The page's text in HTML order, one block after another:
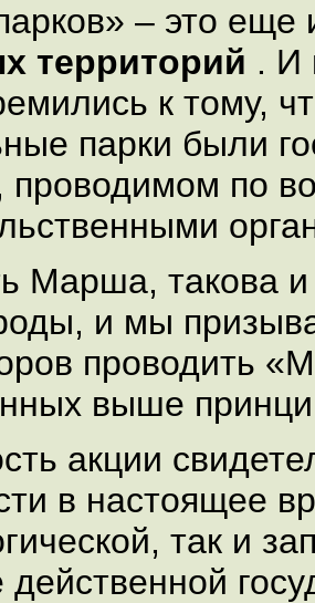
– это еще
территорий . И
к тому,
парки были
проводимом по
Марша, такова
и мы
проводить
выше
акции
в настоящее
так и
действенной